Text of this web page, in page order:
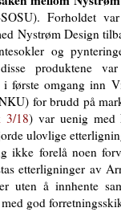
SOSU). Forholdet
Nystrøm Design
og
produktene
i første omgang inn
for brudd på
3/18) var uenig
ulovlige
ikke forelå noen
etterligninger av
uten å innhente
god